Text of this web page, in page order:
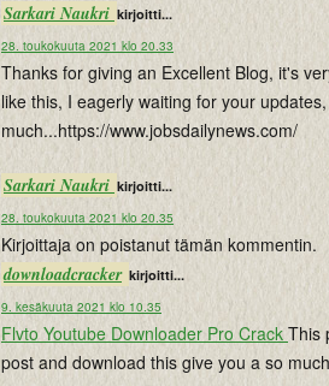
Sarkari Naukri kirjoitti...
28. toukokuuta 2021 klo 20.33
Thanks for giving an Excellent Blog, it's
like this, I eagerly waiting for your
much...https://www.jobsdailynews.com/
Sarkari Naukri kirjoitti...
28. toukokuuta 2021 klo 20.35
Kirjoittaja on poistanut tämän kommentin.
downloadcracker kirjoitti...
9. kesäkuuta 2021 klo 10.35
Flvto Youtube Downloader Pro Crack This
post and download this give you a so